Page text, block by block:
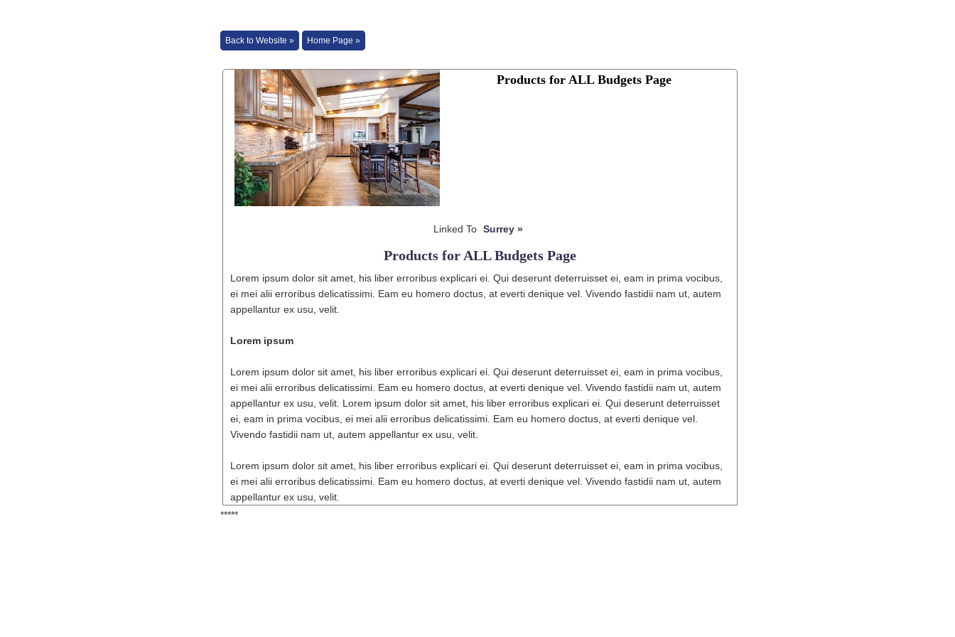
Back to Website » Home Page »
Products for ALL Budgets Page
Linked To Surrey »
Products for ALL Budgets Page
Lorem ipsum dolor sit amet, his liber erroribus explicari ei. Qui deserunt deterruisset ei, eam in prima vocibus,
ei mei alii erroribus delicatissimi. Eam eu homero doctus, at everti denique vel. Vivendo fastidii nam ut, autem
appellantur ex usu, velit.
Lorem ipsum
Lorem ipsum dolor sit amet, his liber erroribus explicari ei. Qui deserunt deterruisset ei, eam in prima vocibus,
ei mei alii erroribus delicatissimi. Eam eu homero doctus, at everti denique vel. Vivendo fastidii nam ut, autem
appellantur ex usu, velit. Lorem ipsum dolor sit amet, his liber erroribus explicari ei. Qui deserunt deterruisset
ei, eam in prima vocibus, ei mei alii erroribus delicatissimi. Eam eu homero doctus, at everti denique vel.
Vivendo fastidii nam ut, autem appellantur ex usu, velit.
Lorem ipsum dolor sit amet, his liber erroribus explicari ei. Qui deserunt deterruisset ei, eam in prima vocibus,
ei mei alii erroribus delicatissimi. Eam eu homero doctus, at everti denique vel. Vivendo fastidii nam ut, autem
appellantur ex usu, velit.
*****